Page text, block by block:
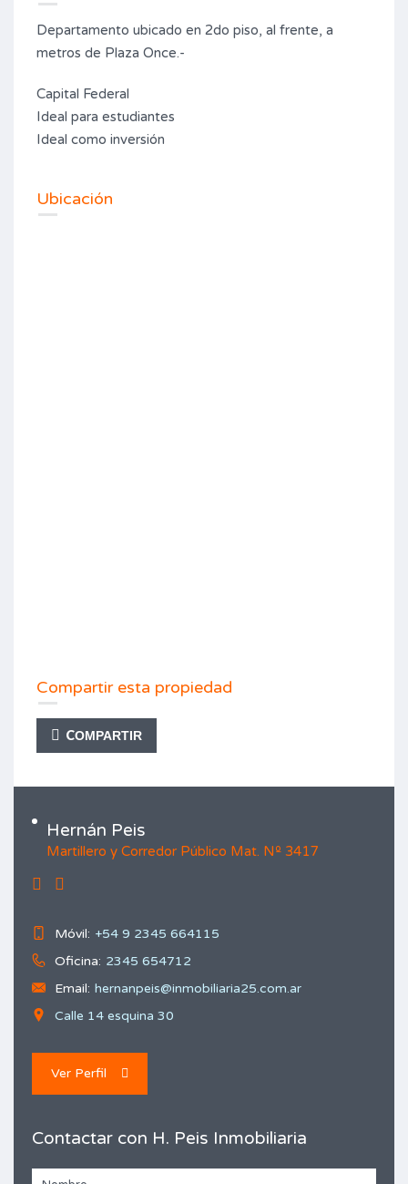
Departamento ubicado en 2do piso, al frente, a
metros de Plaza Once.-
Capital Federal
Ideal para estudiantes
Ideal como inversión
Ubicación
Compartir esta propiedad
COMPARTIR
Hernán Peis
Martillero y Corredor Público Mat. Nº 3417
Móvil: +54 9 2345 664115
Oficina: 2345 654712
Email: hernanpeis@inmobiliaria25.com.ar
Calle 14 esquina 30
Ver Perfil
Contactar con H. Peis Inmobiliaria